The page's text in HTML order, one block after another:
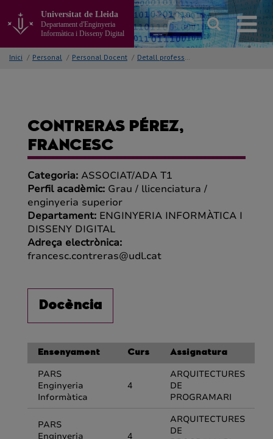
contingut
Universitat de Lleida
Departament d'Enginyeria
Informàtica i Disseny Digital
Inici / Personal / Personal Docent / Detall professor/a